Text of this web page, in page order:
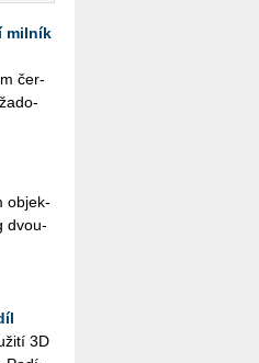
milník
čer­
ob­jek­
dvou­
3D